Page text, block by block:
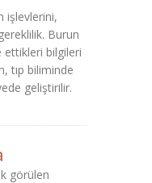
işlevlerini,
Burun
ettikleri bilgileri
tıp biliminde
geliştirilir.
görülen